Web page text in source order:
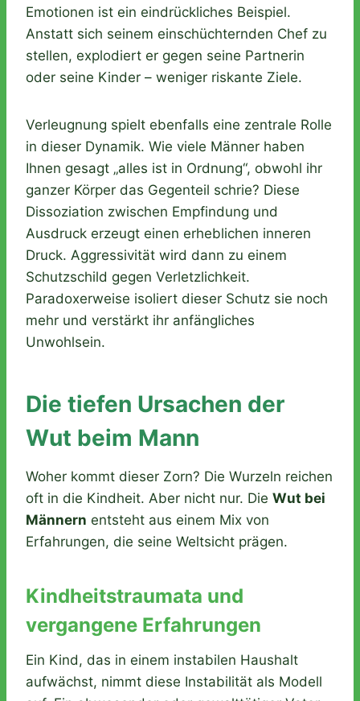
Emotionen ist ein eindrückliches Beispiel.
Anstatt sich seinem einschüchternden Chef zu
stellen, explodiert er gegen seine Partnerin
oder seine Kinder – weniger riskante Ziele.
Verleugnung spielt ebenfalls eine zentrale Rolle
in dieser Dynamik. Wie viele Männer haben
Ihnen gesagt „alles ist in Ordnung“, obwohl ihr
ganzer Körper das Gegenteil schrie? Diese
Dissoziation zwischen Empfindung und
Ausdruck erzeugt einen erheblichen inneren
Druck. Aggressivität wird dann zu einem
Schutzschild gegen Verletzlichkeit.
Paradoxerweise isoliert dieser Schutz sie noch
mehr und verstärkt ihr anfängliches
Unwohlsein.
Die tiefen Ursachen der
Wut beim Mann
Woher kommt dieser Zorn? Die Wurzeln reichen
oft in die Kindheit. Aber nicht nur. Die Wut bei
Männern entsteht aus einem Mix von
Erfahrungen, die seine Weltsicht prägen.
Kindheitstraumata und
vergangene Erfahrungen
Ein Kind, das in einem instabilen Haushalt
aufwächst, nimmt diese Instabilität als Modell